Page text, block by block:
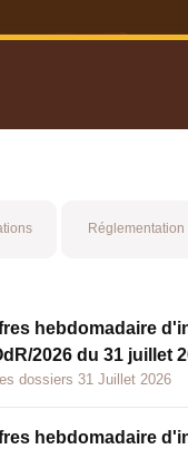
Réglementation
hebdomadaire
2026 du 31 juillet
dossiers 31 Juillet 2026
hebdomadaire